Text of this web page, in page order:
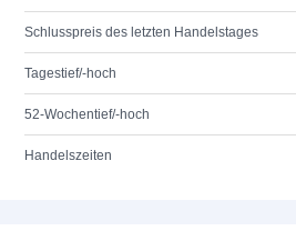
Schlusspreis des letzten Handelstages
Tagestief/-hoch
52-Wochentief/-hoch
Handelszeiten